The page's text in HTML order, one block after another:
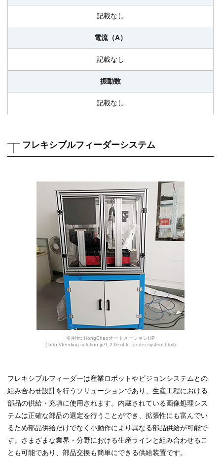
記載なし
電流（A）
記載なし
振動数
記載なし
フレキシブルフィーダーシステム
引用元: HongChaoオートメーションHP
( http://feeding-solution.jp/1-2-flexible-feeder-system.html)
フレキシブルフィーダーは産業ロボットやビジョンシステムとの
組み合わせ設計を行うソリューションであり、生産工程における
部品の供給・充填に使用されます。内蔵されている画像処理シス
テムは正確な部品の選定を行うことができ、拡張性にも富んでい
るため部品供給だけでなく小動作により異なる部品供給が可能で
す。さまざまな業界・分野における生産ラインと組み合わせるこ
とも可能であり、部品交換も簡単にできる供給装置です。